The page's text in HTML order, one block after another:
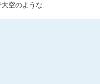
空のような.